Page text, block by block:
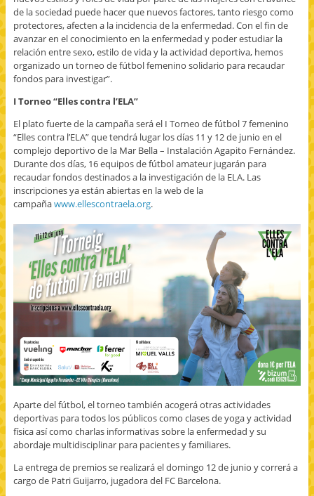
de la sociedad puede hacer que nuevos factores, tanto riesgo como
protectores, afecten a la incidencia de la enfermedad. Con el fin de
avanzar en el conocimiento en la enfermedad y poder estudiar la
relación entre sexo, estilo de vida y la actividad deportiva, hemos
organizado un torneo de fútbol femenino solidario para recaudar
fondos para investigar”.
I Torneo “Elles contra l’ELA”
El plato fuerte de la campaña será el I Torneo de fútbol 7 femenino
“Elles contra l’ELA” que tendrá lugar los días 11 y 12 de junio en el
complejo deportivo de la Mar Bella – Instalación Agapito Fernández.
Durante dos días, 16 equipos de fútbol amateur jugarán para
recaudar fondos destinados a la investigación de la ELA. Las
inscripciones ya están abiertas en la web de la
campañawww.ellescontraela.org.
Aparte del fútbol, el torneo también acogerá otras actividades
deportivas para todos los públicos como clases de yoga y actividad
física así como charlas informativas sobre la enfermedad y su
abordaje multidisciplinar para pacientes y familiares.
La entrega de premios se realizará el domingo 12 de junio y correrá a
cargo de Patri Guijarro, jugadora del FC Barcelona.